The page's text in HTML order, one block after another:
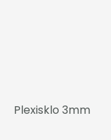
Plexisklo 3mm